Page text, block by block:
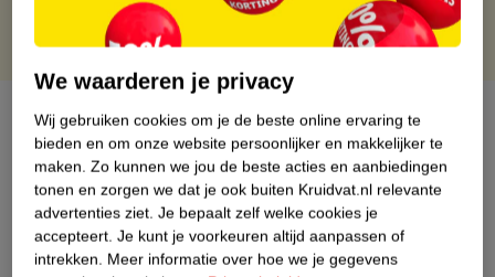
Over dit product
Productinformatie
Nature Impact Score
Dit product heeft (nog) geen Nature
We waarderen je privacy
Wij gebruiken cookies om je de beste online ervaring te
bieden en om onze website persoonlijker en makkelijker te
maken. Zo kunnen we jou de beste acties en aanbiedingen
tonen en zorgen we dat je ook buiten Kruidvat.nl relevante
advertenties ziet. Je bepaalt zelf welke cookies je
accepteert. Je kunt je voorkeuren altijd aanpassen of
intrekken. Meer informatie over hoe we je gegevens